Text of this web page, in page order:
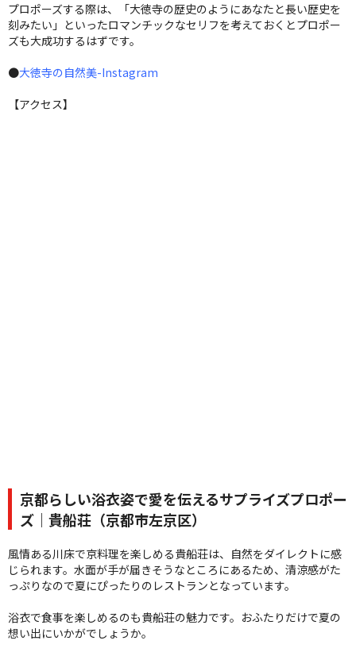
プロポーズする際は、「大徳寺の歴史のようにあなたと長い歴史を
刻みたい」といったロマンチックなセリフを考えておくとプロポー
ズも大成功するはずです。
●大徳寺の自然美-Instagram
【アクセス】
京都らしい浴衣姿で愛を伝えるサプライズプロポー
ズ｜貴船荘（京都市左京区）
風情ある川床で京料理を楽しめる貴船荘は、自然をダイレクトに感
じられます。水面が手が届きそうなところにあるため、清涼感がた
っぷりなので夏にぴったりのレストランとなっています。
浴衣で食事を楽しめるのも貴船荘の魅力です。おふたりだけで夏の
想い出にいかがでしょうか。